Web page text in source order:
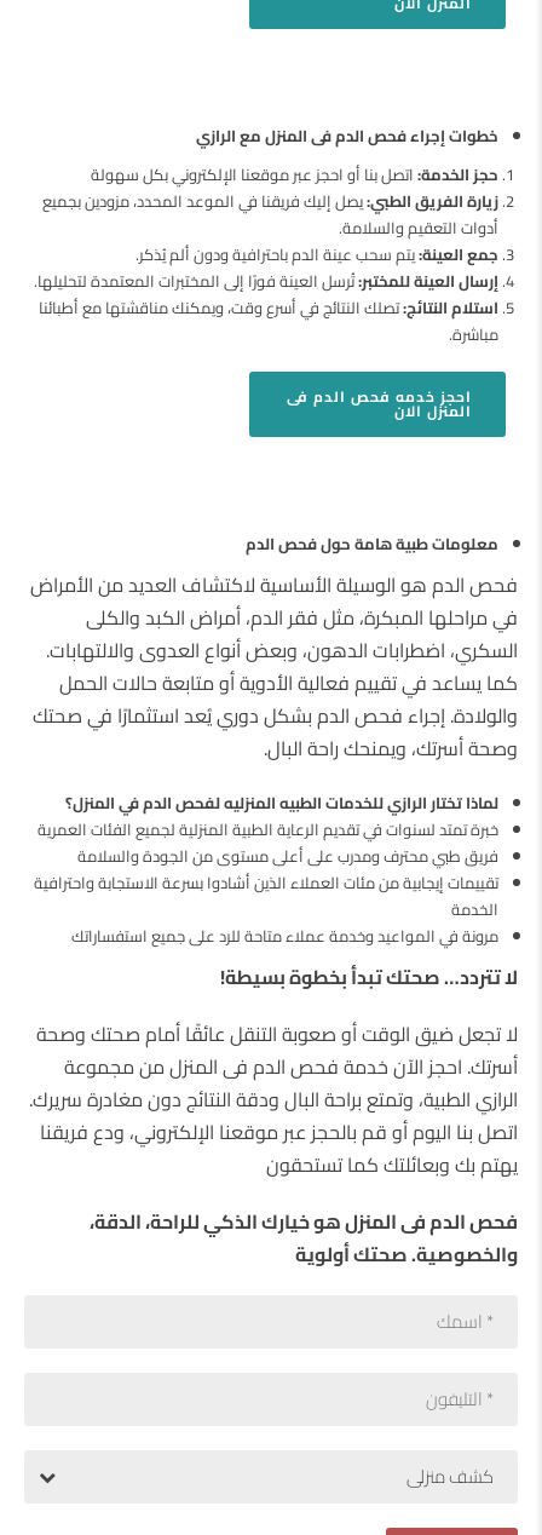
خطوات إجراء فحص الدم فى المنزل مع الرازي
حجز الخدمة:اتصل بنا أو احجز عبر موقعنا الإلكتروني بكل سهولة
زيارة الفريق الطبي:يصل إليك فريقنا في الموعد المحدد، مزودين بجميع
أدوات التعقيم والسلامة.
جمع العينة:يتم سحب عينة الدم باحترافية ودون ألم يُذكر.
إرسال العينة للمختبر:تُرسل العينة فورًا إلى المختبرات المعتمدة لتحليلها.
استلام النتائج:تصلك النتائج في أسرع وقت، ويمكنك مناقشتها مع أطبائنا
مباشرة.
احجز خدمه فحص الدم فى
المنزلالان
معلومات طبية هامة حول فحص الدم
فحص الدم هو الوسيلة الأساسية لاكتشاف العديد من الأمراض
في مراحلها المبكرة، مثل فقر الدم، أمراض الكبد والكلى
السكري، اضطرابات الدهون، وبعض أنواع العدوى والالتهابات.
كما يساعد في تقييم فعالية الأدوية أو متابعة حالات الحمل
والولادة. إجراء فحص الدم بشكل دوري يُعد استثمارًا في صحتك
وصحة أسرتك، ويمنحك راحة البال.
لماذا تختار الرازيللخدمات الطبيه المنزليهلفحص الدم في المنزل؟
خبرة تمتد لسنوات في تقديم الرعاية الطبية المنزلية لجميع الفئات العمرية
فريق طبي محترف ومدرب على أعلى مستوى من الجودة والسلامة
تقييمات إيجابية من مئات العملاء الذين أشادوا بسرعة الاستجابة واحترافية
الخدمة
مرونة في المواعيد وخدمة عملاء متاحة للرد على جميع استفساراتك
لا تتردد… صحتك تبدأ بخطوة بسيطة!
لا تجعل ضيق الوقت أو صعوبة التنقل عائقًا أمام صحتك وصحة
أسرتك. احجز الآن خدمة فحص الدم فى المنزل من مجموعة
الرازي الطبية، وتمتع براحة البال ودقة النتائج دون مغادرة سريرك.
اتصل بنا اليوم أو قم بالحجز عبر موقعنا الإلكتروني، ودع فريقنا
يهتم بك وبعائلتك كما تستحقون
فحص الدم فى المنزل هو خيارك الذكي للراحة، الدقة،
والخصوصية. صحتك أولوية
كشف منزلى